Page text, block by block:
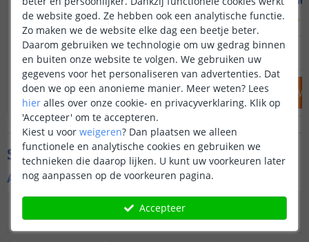
( 238 reviews)
OP VOORRAAD 59,90 54,95
IN WINKELWAGEN
OP VOORRAAD
IN
Specificaties
Algemene kenmerken
buitenverlichting
Wandlamp
de website goed. Ze hebben ook een analytische functie.
Zo maken we de website elke dag een beetje beter.
Daarom gebruiken we technologie om uw gedrag binnen
en buiten onze website te volgen. We gebruiken uw
gegevens voor het personaliseren van advertenties. Dat
doen we op een anonieme manier. Meer weten? Lees
hier alles over onze cookie- en privacyverklaring. Klik op
'Accepteer' om te accepteren.
Kiest u voor weigeren? Dan plaatsen we alleen
functionele en analytische cookies en gebruiken we
technieken die daarop lijken. U kunt uw voorkeuren later
nog aanpassen op de voorkeuren pagina.
Accepteer